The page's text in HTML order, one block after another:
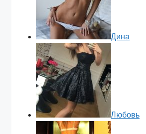
Дина
Любовь